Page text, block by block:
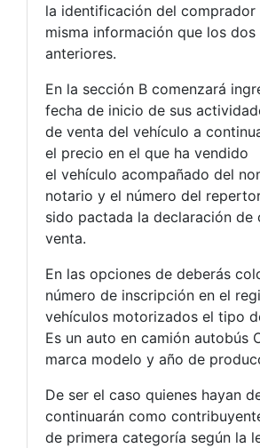
la identificación del comprador
misma información que los dos
anteriores.
En la sección B comenzará
fecha de inicio de sus
de venta del vehículo a
el precio en el que ha vendido
el vehículo acompañado del
notario y el número del
sido pactada la declaración de
venta.
En las opciones de deberás
número de inscripción en el
vehículos motorizados el tipo
Es un auto en camión autobús
marca modelo y año de
De ser el caso quienes hayan
continuarán como
de primera categoría según la